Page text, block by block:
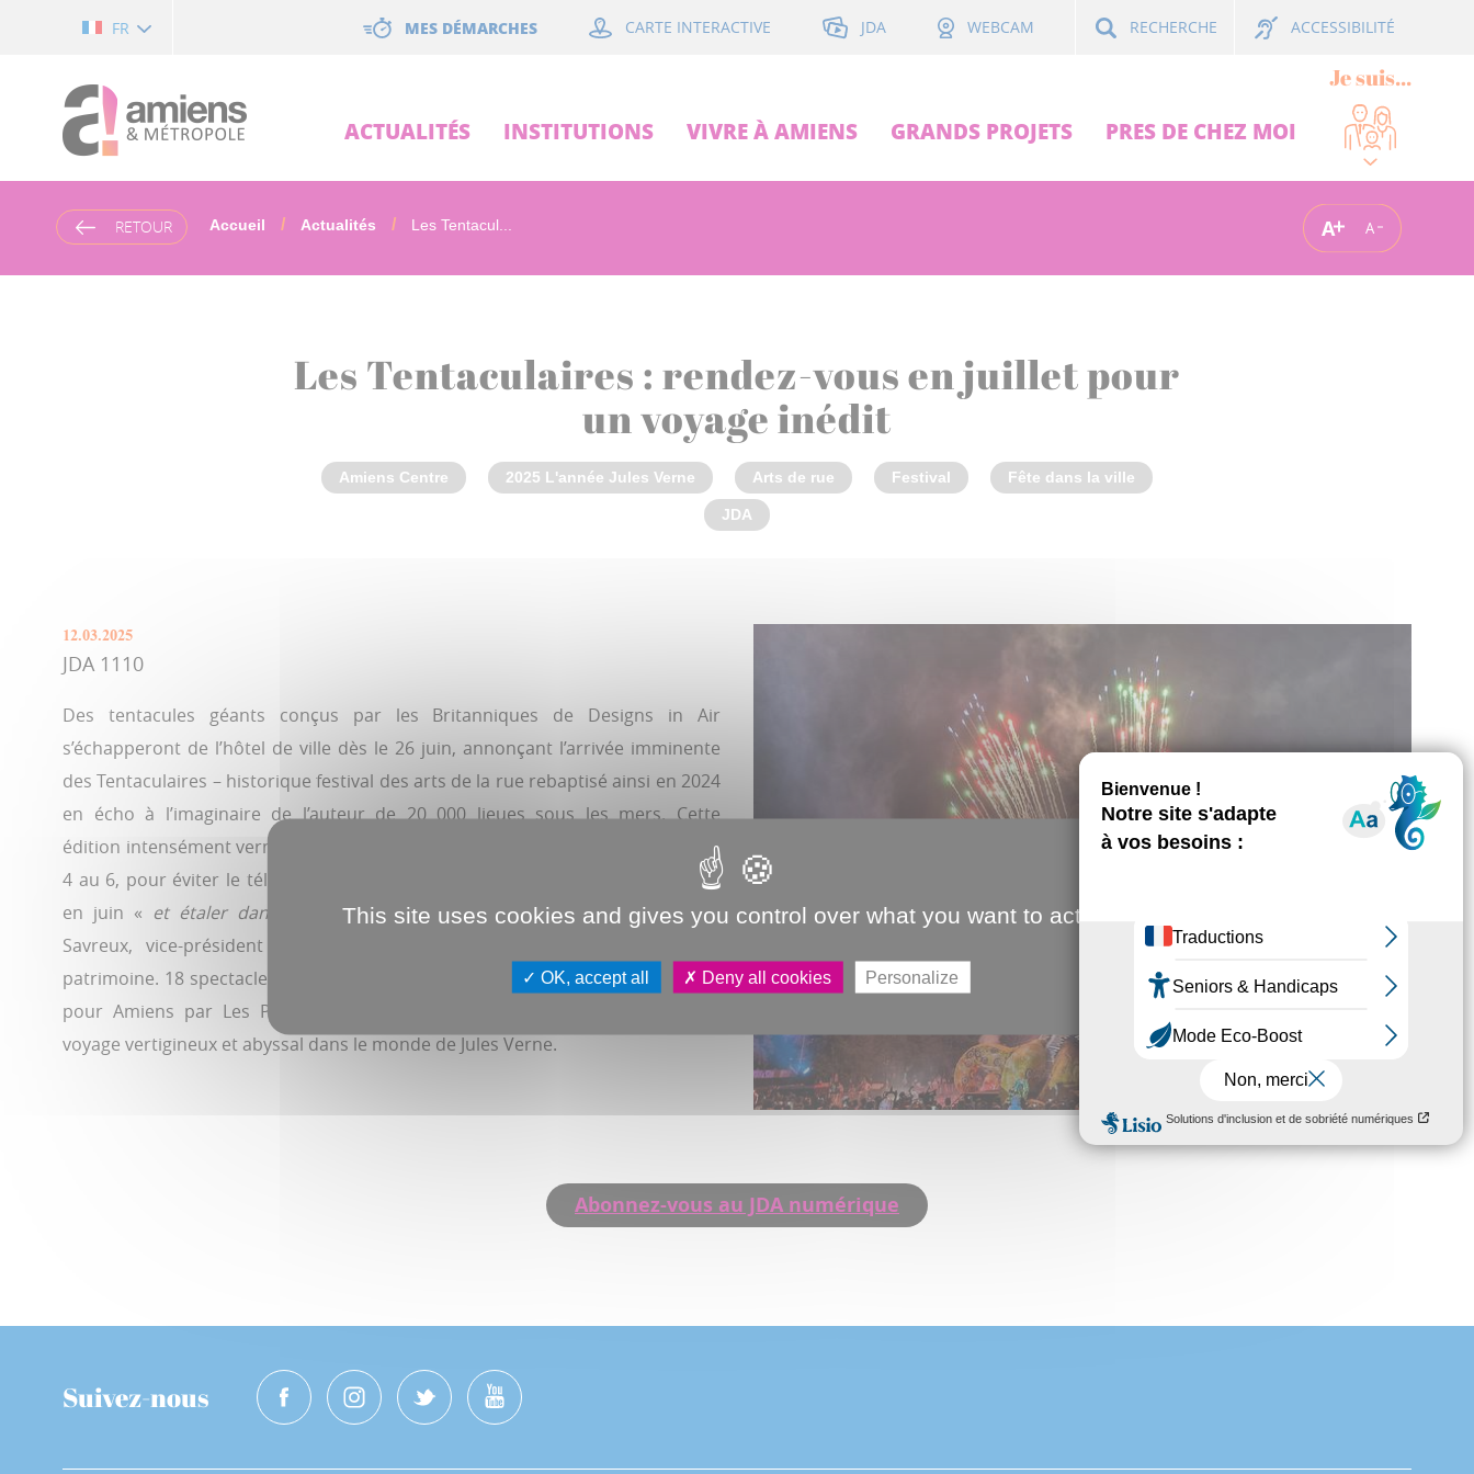
FR MES DÉMARCHES CARTE INTERACTIVE JDA WEBCAM RECHERCHE ACCESSIBILITÉ
ACTUALITÉS INSTITUTIONS VIVRE À AMIENS GRANDS PROJETS PRES DE CHEZ MOI
Je suis...
RETOUR Accueil Actualités Les Tentacul... A A
Les Tentaculaires : rendez-vous en juillet pour
un voyage inédit
Amiens Centre 2025 L'année Jules Verne Arts de rue Festival Fête dans la ville
JDA
12.03.2025
JDA 1110
Des tentacules géants conçus par les Britanniques de Designs in Air
s’échapperont de l’hôtel de ville dès le 26 juin, annonçant l’arrivée imminente
des Tentaculaires – historique festival des arts de la rue rebaptisé ainsi en 2024
en écho à l’imaginaire de l’auteur de 20 000 lieues sous les mers. Cette
édition intensément vernienne se déroulera pour la première fois en juillet, du
4 au 6, pour éviter le télescopage avec les autres événements qui se tiennent
en juin « et étaler dans le temps notre offre culturelle», explique Pierre
Savreux, vice-président d’Amiens Métropole délégué à la culture et au
patrimoine. 18 spectacles sont programmés, dont un exceptionnellement écrit
pour Amiens par Les Plasticiens volants (
voyage vertigineux et abyssal dans le monde de Jules Verne.
Abonnez-vous au JDA numérique
Suivez-nous
This site uses cookies and gives you control over what you want to activate
OK, accept all Deny all cookies Personalize